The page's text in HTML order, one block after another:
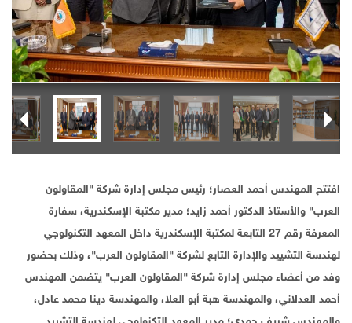
افتتح المهندس أحمد العصار؛ رئيس مجلس إدارة شركة "المقاولون
العرب" والأستاذ الدكتور أحمد زايد؛ مدير مكتبة الإسكندرية، سفارة
المعرفة رقم 27 التابعة لمكتبة الإسكندرية داخل المعهد التكنولوجي
لهندسة التشييد والإدارة التابع لشركة "المقاولون العرب"، وذلك بحضور
وفد من أعضاء مجلس إدارة شركة "المقاولون العرب" يتضمن المهندس
أحمد العدلاني، والمهندسة هبة أبو العلا، والمهندسة دينا محمد عادل،